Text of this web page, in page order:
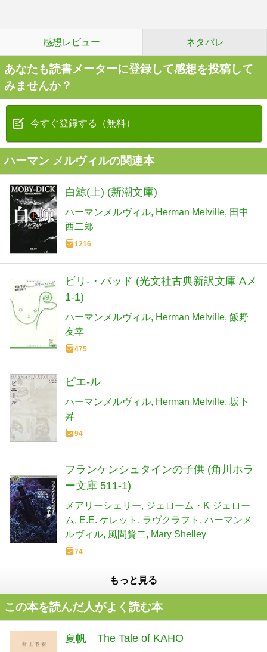
感想レビュー ネタバレ
あなたも読書メーターに登録して感想を投稿して
みませんか？
今すぐ登録する（無料）
ハーマン メルヴィルの関連本
白鯨(上) (新潮文庫)
ハーマンメルヴィル Herman Melville 田中
西二郎
1216
ビリ-・バッド (光文社古典新訳文庫 Aメ
1-1)
ハーマンメルヴィル Herman Melville 飯野
友幸
475
ピエ-ル
ハーマンメルヴィル Herman Melville 坂下
昇
94
フランケンシュタインの子供 (角川ホラ
ー文庫 511-1)
メアリーシェリー
ジェローム・K ジェロー
ム
E.E. ケレット ラヴクラフト
ハーマンメ
ルヴィル 風間賢二 Mary Shelley
74
もっと見る
この本を読んだ人がよく読む本
夏帆 The Tale of KAHO